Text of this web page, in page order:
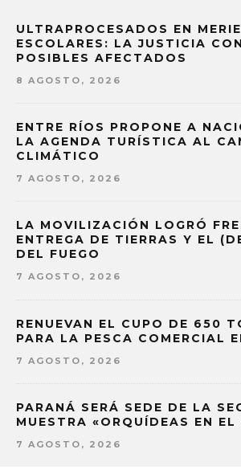
ULTRAPROCESADOS EN
ESCOLARES: LA JUSTICIA
POSIBLES AFECTADOS
8 AGOSTO, 2026
ENTRE RÍOS PROPONE A
LA AGENDA TURÍSTICA AL
CLIMÁTICO
7 AGOSTO, 2026
LA MOVILIZACIÓN LOGRÓ
ENTREGA DE TIERRAS Y EL
DEL FUEGO
7 AGOSTO, 2026
RENUEVAN EL CUPO DE 650
PARA LA PESCA COMERCIAL
7 AGOSTO, 2026
PARANÁ SERÁ SEDE DE LA
MUESTRA «ORQUÍDEAS EN EL
7 AGOSTO, 2026